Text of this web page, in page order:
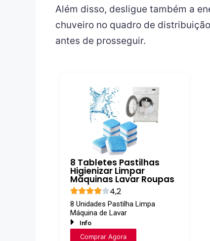
Além disso, desligue também a
chuveiro no quadro de
antes de prosseguir.
8 Tabletes Pastilhas
Higienizar Limpar
Máquinas Lavar Roupas
4,2
8 Unidades Pastilha Limpa
Máquina de Lavar
Info
Comprar Agora